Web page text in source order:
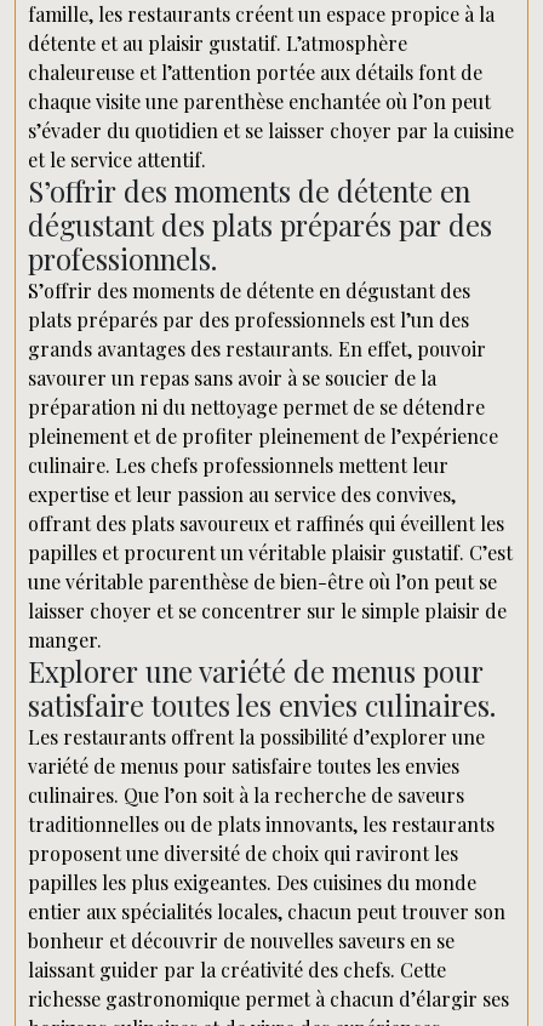
famille, les restaurants créent un espace propice à la
détente et au plaisir gustatif. L’atmosphère
chaleureuse et l’attention portée aux détails font de
chaque visite une parenthèse enchantée où l’on peut
s’évader du quotidien et se laisser choyer par la cuisine
et le service attentif.
S’offrir des moments de détente en
dégustant des plats préparés par des
professionnels.
S’offrir des moments de détente en dégustant des
plats préparés par des professionnels est l’un des
grands avantages des restaurants. En effet, pouvoir
savourer un repas sans avoir à se soucier de la
préparation ni du nettoyage permet de se détendre
pleinement et de profiter pleinement de l’expérience
culinaire. Les chefs professionnels mettent leur
expertise et leur passion au service des convives,
offrant des plats savoureux et raffinés qui éveillent les
papilles et procurent un véritable plaisir gustatif. C’est
une véritable parenthèse de bien-être où l’on peut se
laisser choyer et se concentrer sur le simple plaisir de
manger.
Explorer une variété de menus pour
satisfaire toutes les envies culinaires.
Les restaurants offrent la possibilité d’explorer une
variété de menus pour satisfaire toutes les envies
culinaires. Que l’on soit à la recherche de saveurs
traditionnelles ou de plats innovants, les restaurants
proposent une diversité de choix qui raviront les
papilles les plus exigeantes. Des cuisines du monde
entier aux spécialités locales, chacun peut trouver son
bonheur et découvrir de nouvelles saveurs en se
laissant guider par la créativité des chefs. Cette
richesse gastronomique permet à chacun d’élargir ses